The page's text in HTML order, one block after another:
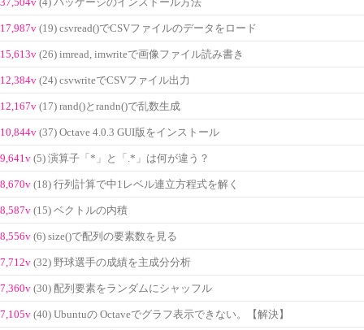
(4) パッケージのインストール方法
17,987v (19) csvread()でCSVファイルのデータをロード
15,613v (26) imread, imwriteで画像ファイル読み書き
12,384v (24) csvwriteでCSVファイル出力
12,167v (17) rand()とrandn()で乱数生成
10,844v (37) Octave 4.0.3 GUI版をインストール
9,641v (5) 演算子「*」と「.*」は何が違う？
8,670v (18) 行列計算で中1レベル連立方程式を解く
8,587v (15) ベクトルの内積
8,556v (6) size()で配列の要素数を見る
7,712v (32) 野球選手の成績を主成分分析
7,360v (30) 配列要素をランダムにシャッフル
7,105v (40) Ubuntuの Octaveでグラフ表示できない。【解決】